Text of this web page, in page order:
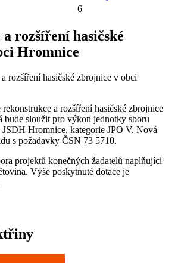
6
rozšíření hasičské
Hromnice
rozšíření hasičské zbrojnice v obci
a rozšíření hasičské zbrojnice
bude sloužit pro výkon jednotky sboru
Hromnice, kategorie JPO V. Nová
s požadavky ČSN 73 5710.
projektů konečných žadatelů naplňující
Výše poskytnuté dotace je